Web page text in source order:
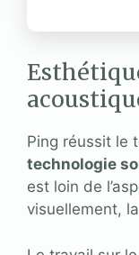
Ping réussit le
technologie
est loin de
visuellement,